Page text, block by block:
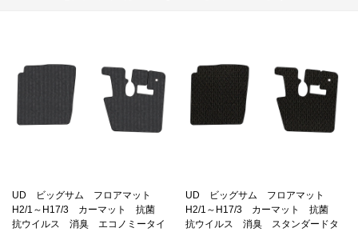
UD ビッグサム フロアマット
H2/1～H17/3 カーマット 抗菌
抗ウイルス 消臭 エコノミータイ
UD ビッグサム フロアマット
H2/1～H17/3 カーマット 抗菌
抗ウイルス 消臭 スタンダードタ